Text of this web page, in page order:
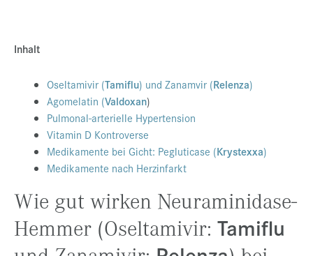
Presse
Kontakt
Datenschutz
Service-Links
Inhalt
Oseltamivir (Tamiflu) und Zanamvir (Relenza)
Agomelatin (Valdoxan)
Pulmonal-arterielle Hypertension
Vitamin D Kontroverse
Medikamente bei Gicht: Pegluticase (Krystexxa)
Medikamente nach Herzinfarkt
Wie gut wirken Neuraminidase-
Hemmer (Oseltamivir: Tamiflu